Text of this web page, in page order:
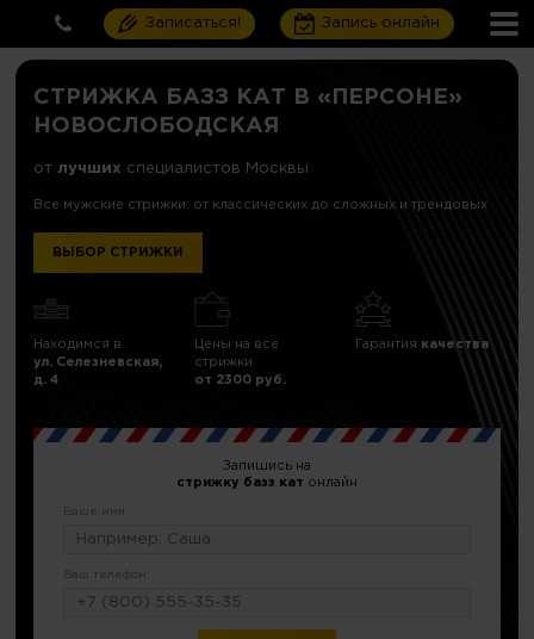
Записаться! Запись онлайн
СТРИЖКА БАЗЗ КАТ В «ПЕРСОНЕ»
НОВОСЛОБОДСКАЯ
от лучших специалистов Москвы
Все мужские стрижки: от классических до сложных и трендовых
ВЫБОР СТРИЖКИ
Находимся в
ул. Селезневская,
д. 4
Цены на все
стрижки
от 2300 руб.
Гарантия качества
Запишись на
стрижку базз кат онлайн
Ваше имя:
Ваш телефон: